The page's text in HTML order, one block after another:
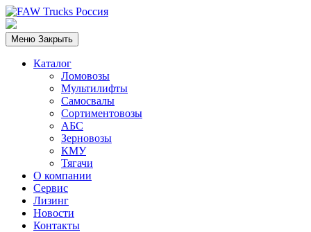
Меню Закрыть
Каталог
Ломовозы
Мультилифты
Самосвалы
Сортиментовозы
АБС
Зерновозы
КМУ
Тягачи
О компании
Сервис
Лизинг
Новости
Контакты